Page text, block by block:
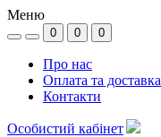
Меню
0 0 0
Про нас
Оплата та доставка
Контакти
Особистий кабінет